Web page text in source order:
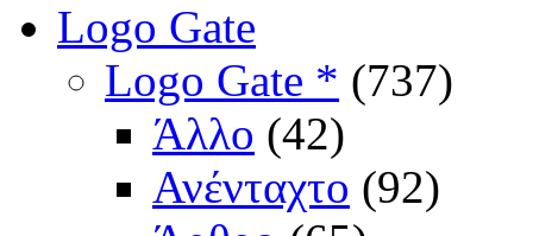
Logo Gate
Logo Gate * (737)
Άλλο (42)
Ανένταχτο (92)